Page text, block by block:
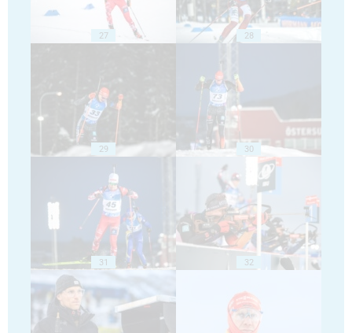
27 28
29 30
31 32